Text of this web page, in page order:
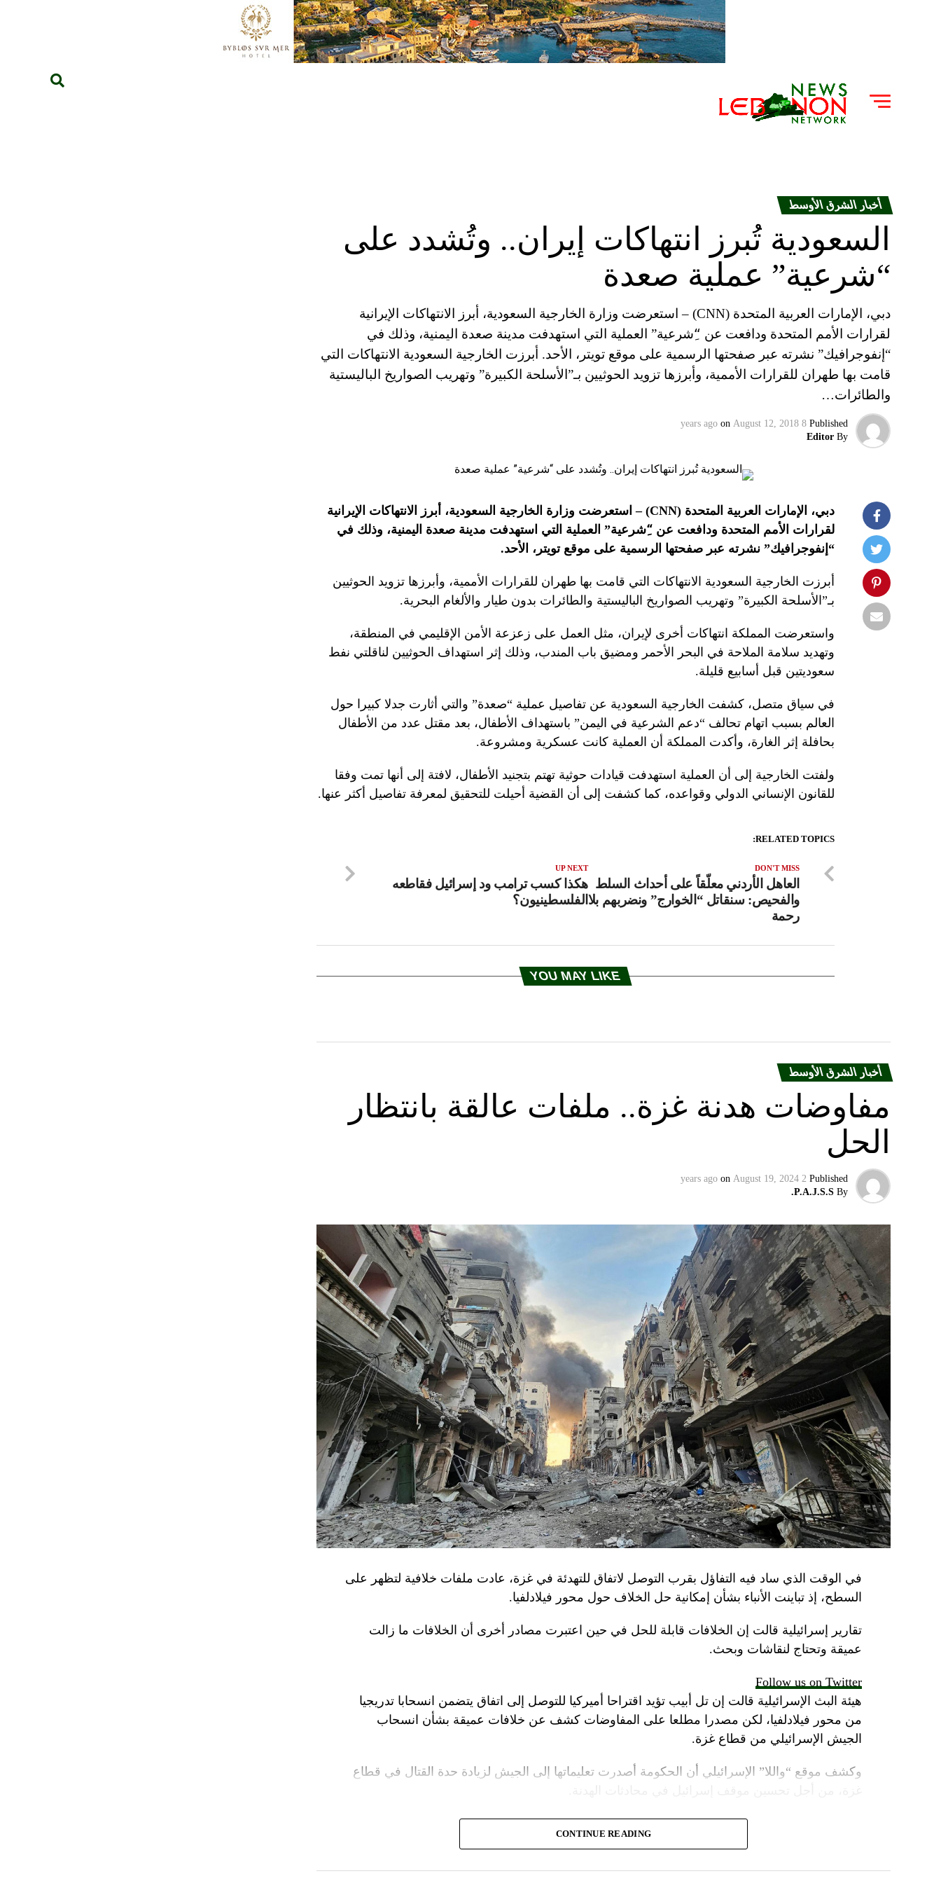
أخبار الشرق الأوسط
السعودية تُبرز انتهاكات إيران.. وتُشدد على
“شرعية” عملية صعدة
دبي، الإمارات العربية المتحدة (CNN) – استعرضت وزارة الخارجية السعودية، أبرز الانتهاكات الإيرانية
لقرارات الأمم المتحدة ودافعت عن “ِشرعية” العملية التي استهدفت مدينة صعدة اليمنية، وذلك في
“إنفوجرافيك” نشرته عبر صفحتها الرسمية على موقع تويتر، الأحد. أبرزت الخارجية السعودية الانتهاكات التي
قامت بها طهران للقرارات الأممية، وأبرزها تزويد الحوثيين بـ”الأسلحة الكبيرة” وتهريب الصواريخ الباليستية
والطائرات…
Published
8 years ago
on August 12, 2018
By
Editor
دبي، الإمارات العربية المتحدة (CNN) – استعرضت وزارة الخارجية السعودية، أبرز الانتهاكات الإيرانية
لقرارات الأمم المتحدة ودافعت عن “ِشرعية” العملية التي استهدفت مدينة صعدة اليمنية، وذلك في
“إنفوجرافيك” نشرته عبر صفحتها الرسمية على موقع تويتر، الأحد.
أبرزت الخارجية السعودية الانتهاكات التي قامت بها طهران للقرارات الأممية، وأبرزها تزويد الحوثيين
بـ”الأسلحة الكبيرة” وتهريب الصواريخ الباليستية والطائرات بدون طيار والألغام البحرية.
واستعرضت المملكة انتهاكات أخرى لإيران، مثل العمل على زعزعة الأمن الإقليمي في المنطقة،
وتهديد سلامة الملاحة في البحر الأحمر ومضيق باب المندب، وذلك إثر استهداف الحوثيين لناقلتي نفط
سعوديتين قبل أسابيع قليلة.
في سياق متصل، كشفت الخارجية السعودية عن تفاصيل عملية “صعدة” والتي أثارت جدلا كبيرا حول
العالم بسبب اتهام تحالف “دعم الشرعية في اليمن” باستهداف الأطفال، بعد مقتل عدد من الأطفال
بحافلة إثر الغارة، وأكدت المملكة أن العملية كانت عسكرية ومشروعة.
ولفتت الخارجية إلى أن العملية استهدفت قيادات حوثية تهتم بتجنيد الأطفال، لافتة إلى أنها تمت وفقا
للقانون الإنساني الدولي وقواعده، كما كشفت إلى أن القضية أحيلت للتحقيق لمعرفة تفاصيل أكثر عنها.
RELATED TOPICS:
UP NEXT
هكذا كسب ترامب ود إسرائيل فقاطعه
الفلسطينيون؟
DON'T MISS
العاهل الأردني معلّقاً على أحداث السلط
والفحيص: سنقاتل “الخوارج” ونضربهم بلا
رحمة
YOU MAY LIKE
أخبار الشرق الأوسط
مفاوضات هدنة غزة.. ملفات عالقة بانتظار
الحل
Published
2 years ago
on August 19, 2024
By
P.A.J.S.S.
في الوقت الذي ساد فيه التفاؤل بقرب التوصل لاتفاق للتهدئة في غزة، عادت ملفات خلافية لتظهر على
السطح، إذ تباينت الأنباء بشأن إمكانية حل الخلاف حول محور فيلادلفيا.
تقارير إسرائيلية قالت إن الخلافات قابلة للحل في حين اعتبرت مصادر أخرى أن الخلافات ما زالت
عميقة وتحتاج لنقاشات وبحث.
Follow us on Twitter
هيئة البث الإسرائيلية قالت إن تل أبيب تؤيد اقتراحا أميركيا للتوصل إلى اتفاق يتضمن انسحابا تدريجيا
من محور فيلادلفيا، لكن مصدرا مطلعا على المفاوضات كشف عن خلافات عميقة بشأن انسحاب
الجيش الإسرائيلي من قطاع غزة.
وكشف موقع “واللا” الإسرائيلي أن الحكومة أصدرت تعليماتها إلى الجيش لزيادة حدة القتال في قطاع
وأشارت مصادر الموقع الإسرائيلي إلى أن المؤسسة الأمنية تقدّر أن يمارس وزير الخارجية الأميركية،
لكن موقع “واللا” أوضح أن المؤسسة الأمنية الإسرائيلية تصر على الاحتفاظ بقدرتها على العودة إلى
CONTINUE READING